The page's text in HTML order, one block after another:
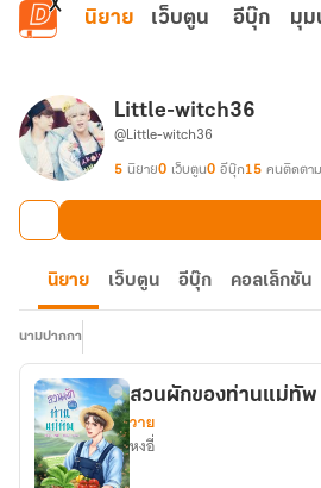
ข้ามไปยังเนื้อหาหลัก
นิยาย เว็บตูน อีบุ๊ก มุม
Little-witch36
@Little-witch36
5 นิยาย0 เว็บตูน0 อีบุ๊ก15 คนติดตาม
นิยาย เว็บตูน อีบุ๊ก คอลเล็กชัน
นามปากกา
สวนผักของท่านแม่ทัพ
วาย
หงอี่